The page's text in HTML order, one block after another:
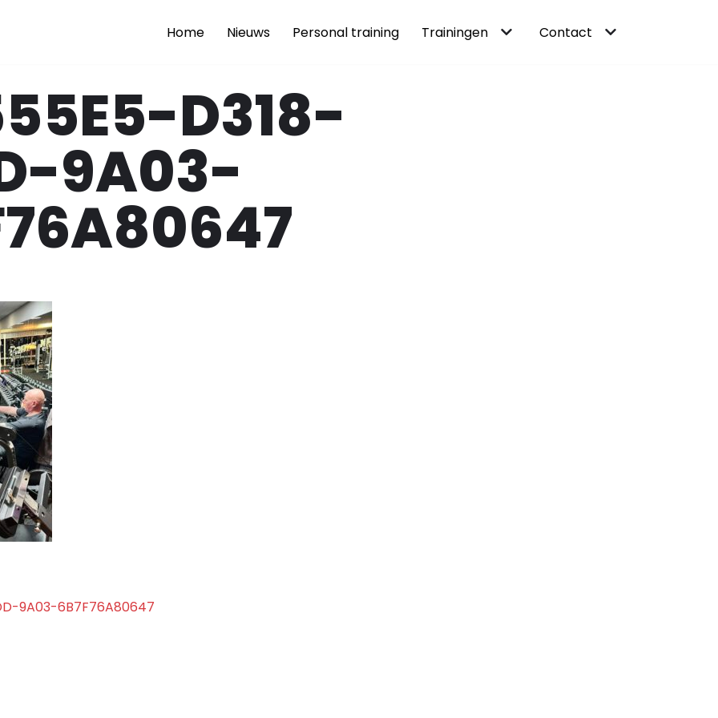
Home Nieuws Personal training Trainingen Contact
D318-
9A03-
9A03-6B7F76A80647